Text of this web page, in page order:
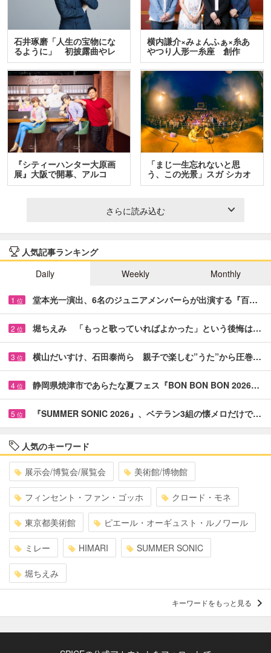
石井琢磨「人生の宝物にな
るように」 初披露曲やレ
ア…
横内謙介×みょんふぁ×糸あ
やつり人形一糸座 創作
人…
『シティーハンター大原画
展』大阪で開幕、アルコ
＆…
「まじ一生忘れないと思
う、この光景」スガ シカオ
と…
さらに読み込む
人気記事ランキング
Daily
Weekly Monthly
1 位 堂本光一演出、6名のジュニアメンバーらが出演する『百…
2 位 堀ちえみ 「もっと歌っていればよかった」という後悔は…
3 位 横山だいすけ、石田泰尚ら 親子で楽しむ”うた”から圧巻…
4 位 静岡県焼津市であらたな夏フェス『BON BON BON 2026…
5 位 『SUMMER SONIC 2026』、ベテラン3組の懐メロだけで…
人気のキーワード
展示会/博覧会/展覧会 美術館/博物館
フィンセント・ファン・ゴッホ クロード・モネ
東京都美術館 ピエール・オーギュスト・ルノワール
ミレー HIMARI SUMMER SONIC
堀ちえみ
キーワードをもっと見る